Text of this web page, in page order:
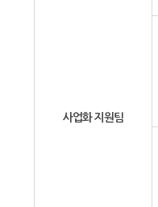
사업화 지원팀